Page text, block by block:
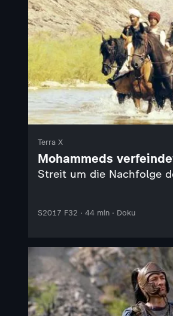
Terra X
Mohammeds
Streit um die Nachfolge
S2017 F32 · 44 min · Doku